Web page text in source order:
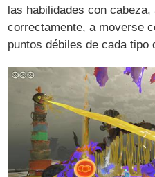
las habilidades con
correctamente, a moverse
puntos débiles de cada tipo